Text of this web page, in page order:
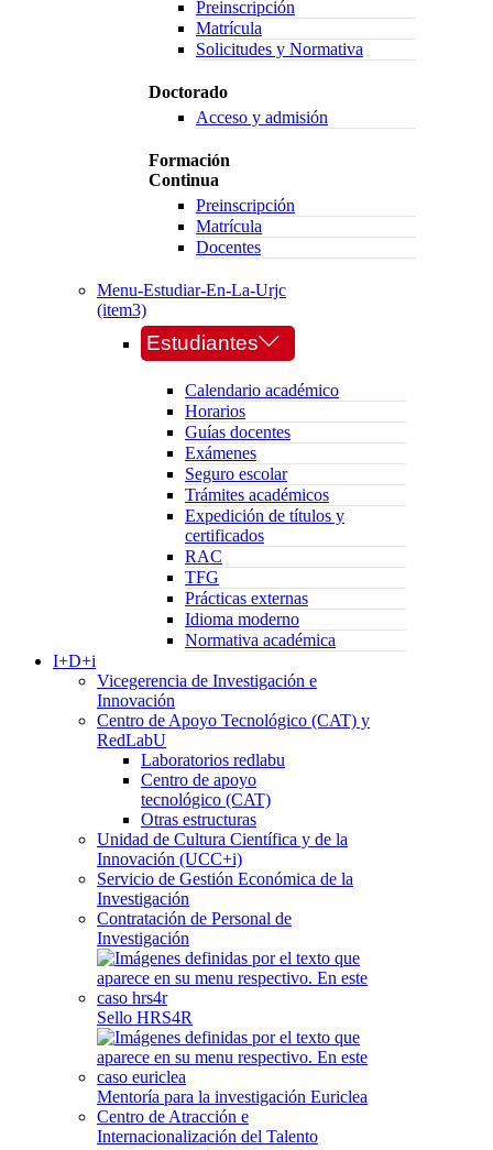
Preinscripción
Matrícula
Solicitudes y Normativa
Doctorado
Acceso y admisión
Formación
Continua
Preinscripción
Matrícula
Docentes
Menu-Estudiar-En-La-Urjc
(item3)
Estudiantes
Calendario académico
Horarios
Guías docentes
Exámenes
Seguro escolar
Trámites académicos
Expedición de títulos y
certificados
RAC
TFG
Prácticas externas
Idioma moderno
Normativa académica
I+D+i
Vicegerencia de Investigación e
Innovación
Centro de Apoyo Tecnológico (CAT) y
RedLabU
Laboratorios redlabu
Centro de apoyo
tecnológico (CAT)
Otras estructuras
Unidad de Cultura Científica y de la
Innovación (UCC+i)
Servicio de Gestión Económica de la
Investigación
Contratación de Personal de
Investigación
Sello HRS4R
Mentoría para la investigación Euriclea
Centro de Atracción e
Internacionalización del Talento